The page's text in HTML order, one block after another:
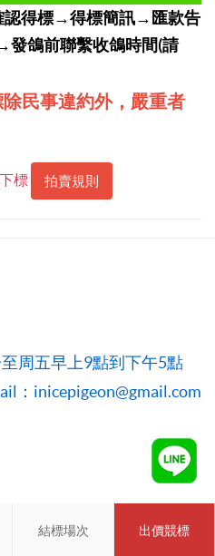
認得標→得標簡訊→匯款告
發鴿前聯繫收鴿時間(請
民事違約外，嚴重者
標 拍賣規則
結標場次 出價競標
周五早上9點到下午5點
：inicepigeon@gmail.com
結標場次 會員登入